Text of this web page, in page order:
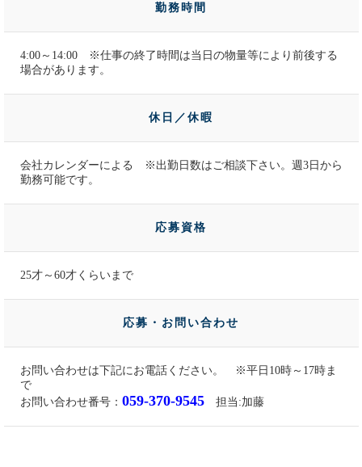
勤務時間
4:00～14:00 ※仕事の終了時間は当日の物量等により前後する
場合があります。
休日／休暇
会社カレンダーによる ※出勤日数はご相談下さい。週3日から
勤務可能です。
応募資格
25才～60才くらいまで
応募・お問い合わせ
お問い合わせは下記にお電話ください。 ※平日10時～17時ま
で
お問い合わせ番号： 059-370-9545担当:加藤